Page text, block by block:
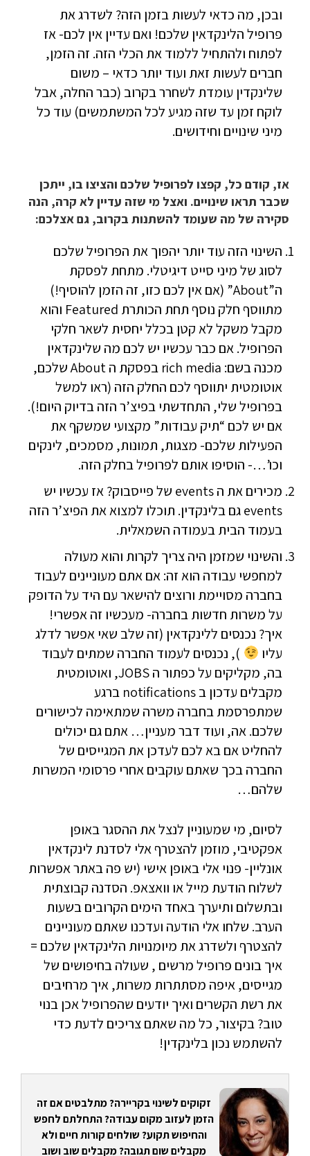
ובכן, מה כדאי לעשות בזמן הזה? לשדרג את
פרופיל הלינקדאין שלכם! ואם עדיין אין לכם- אז
לפתוח ולהתחיל ללמוד את הכלי הזה. זה הזמן,
חברים לעשות זאת ועוד יותר כדאי – משום
שלינקדין עומדת לשחרר בקרוב (כבר החלה, אבל
לוקח זמן עד שזה מגיע לכל המשתמשים) עוד כל
מיני שינויים וחידושים.
אז, קודם כל, קפצו לפרופיל שלכם והציצו בו, ייתכן
שכבר תראו שינויים. ואצל מי שזה עדיין לא קרה, הנה
סקירה של מה שעומד להשתנות בקרוב, גם אצלכם:
השינוי הזה עוד יותר יהפוך את הפרופיל שלכם
לסוג של מיני סייט דיגיטלי. מתחת לפסקת
ה”About” (אם אין לכם כזו, זה הזמן להוסיף!)
מתווסף חלק נוסף תחת הכותרת Featured והוא
מקבל משקל לא קטן בכלל יחסית לשאר חלקי
הפרופיל. אם כבר עכשיו יש לכם מה שלינקדאין
מכנה בשם: rich media בפסקת ה About שלכם,
אוטומטית יתווסף לכם החלק הזה (ראו למשל
בפרופיל שלי, התחדשתי בפיצ’ר הזה בדיוק היום!).
אם יש לכם “תיק עבודות” מקצועי שמשקף את
הפעילות שלכם- מצגות, תמונות, מסמכים, לינקים
וכו’…- הוסיפו אותם לפרופיל בחלק הזה.
מכירים את ה events של פייסבוק? אז עכשיו יש
events גם בלינקדין. תוכלו למצוא את הפיצ’ר הזה
בעמוד הבית בעמודה השמאלית.
והשינוי שמזמן היה צריך לקרות והוא מעולה
למחפשי עבודה הוא זה: אם אתם מעוניינים לעבוד
בחברה מסויימת ורוצים להישאר עם היד על הדופק
על משרות חדשות בחברה- מעכשיו זה אפשרי!
איך? נכנסים ללינקדאין (זה שלב שאי אפשר לדלג
עליו
), נכנסים לעמוד החברה שמתים לעבוד
בה, מקליקים על כפתור ה JOBS, ואוטומטית
מקבלים עדכון ב notifications ברגע
שמתפרסמת בחברה משרה שמתאימה לכישורים
שלכם. אה, ועוד דבר מעניין… אתם גם יכולים
להחליט אם בא לכם לעדכן את המגייסים של
החברה בכך שאתם עוקבים אחרי פרסומי המשרות
שלהם…
לסיום, מי שמעוניין לנצל את ההסגר באופן
אפקטיבי, מוזמן להצטרף אלי לסדנת לינקדאין
אונליין- פנוי אלי באופן אישי (יש פה באתר אפשרות
לשלוח הודעת מייל או וואצאפ. הסדנה קבוצתית
ובתשלום ותיערך באחד הימים הקרובים בשעות
הערב. שלחו אלי הודעה ועדכנו שאתם מעוניינים
להצטרף ולשדרג את מיומנויות הלינקדאין שלכם =
איך בונים פרופיל מרשים , שעולה בחיפושים של
מגייסים, איפה מסתתרות משרות, איך מרחיבים
את רשת הקשרים ואיך יודעים שהפרופיל אכן בנוי
טוב? בקיצור, כל מה שאתם צריכים לדעת כדי
להשתמש נכון בלינקדין!
זקוקים לשינוי בקריירה? מתלבטים אם זה
הזמן לעזוב מקום עבודה? התחלתם לחפש
והחיפוש תקוע? שולחים קורות חיים ולא
מקבלים שום תגובה? מקבלים שוב ושוב